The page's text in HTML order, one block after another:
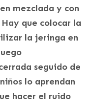
mezclada y con
que colocar la
la jeringa en
seguido de
lo aprendan
hacer el ruido